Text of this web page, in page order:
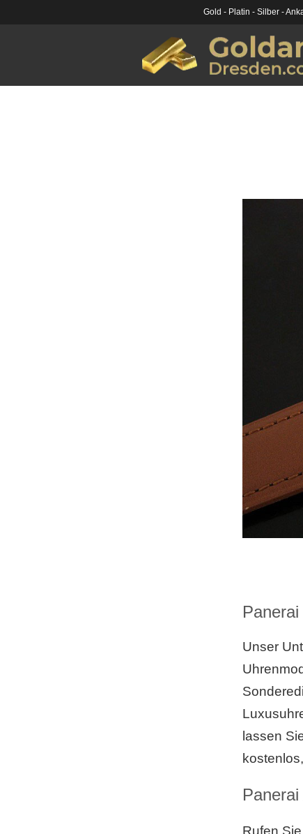
Gold - Platin - Silber -
Unser
lassen